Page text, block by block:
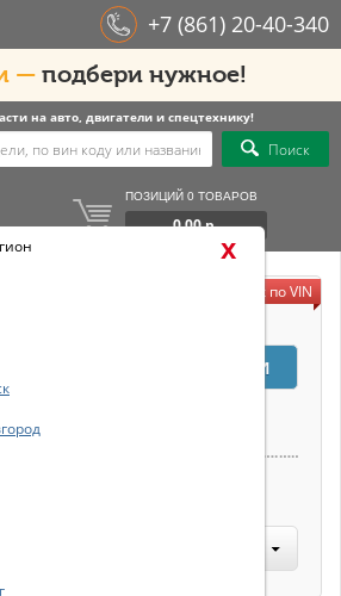
+7 (861) 20-40-340
— подбери нужное!
на авто, двигатели и спецтехнику!
Поиск
ПОЗИЦИЙ 0 ТОВАРОВ
0.00 р.
Поиск по VIN
по VIN номеру
x